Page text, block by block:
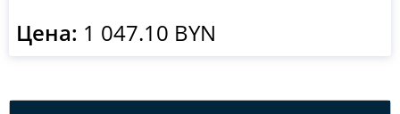
Цена: 1 047.10 BYN